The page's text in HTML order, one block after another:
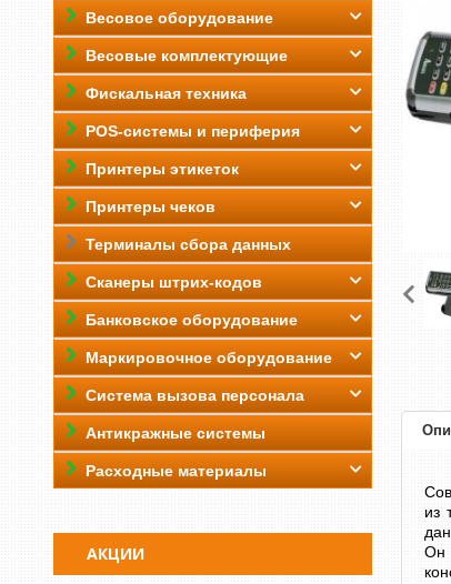
Весовое оборудование
Весовые комплектующие
Фискальная техника
POS-системы и периферия
Принтеры этикеток
Принтеры чеков
Терминалы сбора данных
Сканеры штрих-кодов
Банковское оборудование
Маркировочное оборудование
Система вызова персонала
Антикражные системы
Расходные материалы
АКЦИИ
из
Он